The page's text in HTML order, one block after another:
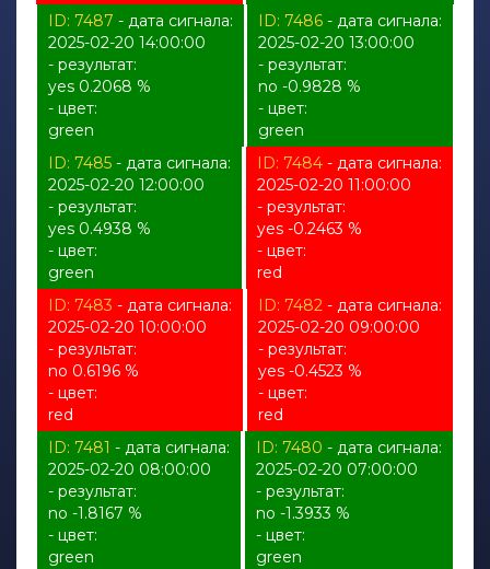
ID: 7487 - дата сигнала:
2025-02-20 14:00:00
- результат:
yes 0.2068 %
- цвет:
green
ID: 7486 - дата сигнала:
2025-02-20 13:00:00
- результат:
no -0.9828 %
- цвет:
green
ID: 7485 - дата сигнала:
2025-02-20 12:00:00
- результат:
yes 0.4938 %
- цвет:
green
ID: 7484 - дата сигнала:
2025-02-20 11:00:00
- результат:
yes -0.2463 %
- цвет:
red
ID: 7483 - дата сигнала:
2025-02-20 10:00:00
- результат:
no 0.6196 %
- цвет:
red
ID: 7482 - дата сигнала:
2025-02-20 09:00:00
- результат:
yes -0.4523 %
- цвет:
red
ID: 7481 - дата сигнала:
2025-02-20 08:00:00
- результат:
no -1.8167 %
- цвет:
green
ID: 7480 - дата сигнала:
2025-02-20 07:00:00
- результат:
no -1.3933 %
- цвет:
green